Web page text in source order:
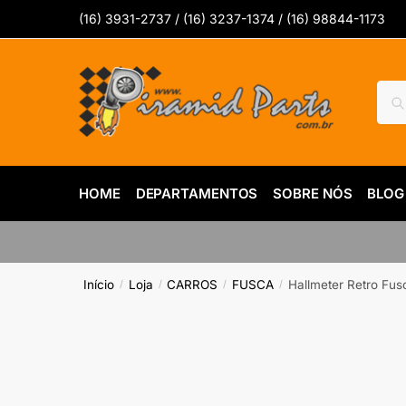
(16) 3931-2737 / (16) 3237-1374 / (16) 98844-1173
por:
HOME DEPARTAMENTOS SOBRE NÓS BLOG
Início / Loja / CARROS / FUSCA / Hallmeter Retro